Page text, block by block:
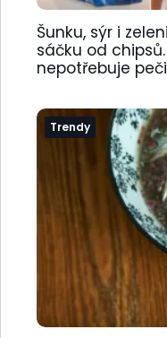
Šunku, sýr i
sáčku od
nepotřebuje
Trendy